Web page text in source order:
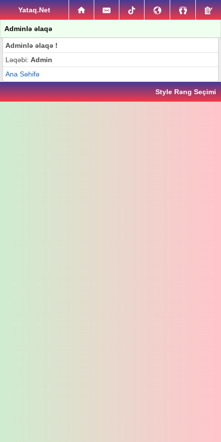
Yataq.Net
Adminlə əlaqə
Adminlə əlaqə !
Ləqəbi: Admin
Ana Səhifə
Style Rəng Seçimi